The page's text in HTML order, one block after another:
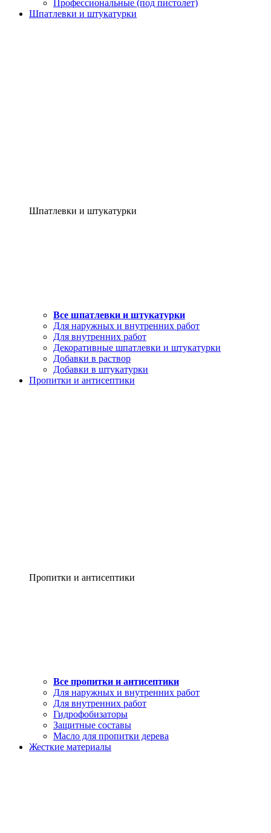
Профессиональные (под пистолет)
Шпатлевки и штукатурки
Шпатлевки и штукатурки
Все шпатлевки и штукатурки
Для наружных и внутренних работ
Для внутренних работ
Декоративные шпатлевки и штукатурки
Добавки в раствор
Добавки в штукатурки
Пропитки и антисептики
Пропитки и антисептики
Все пропитки и антисептики
Для наружных и внутренних работ
Для внутренних работ
Гидрофобизаторы
Защитные составы
Масло для пропитки дерева
Жесткие материалы